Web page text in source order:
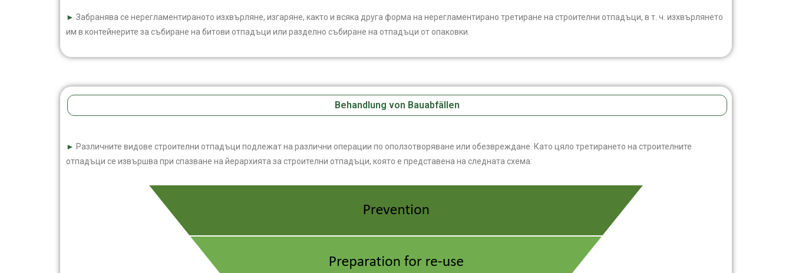
► Забранява се нерегламентираното изхвърляне, изгаряне, както и всяка друга форма на нерегламентирано третиране на строителни отпадъци, в т. ч. изхвърлянето
им в контейнерите за събиране на битови отпадъци или разделно събиране на отпадъци от опаковки.
Behandlung von Bauabfällen
► Различните видове строителни отпадъци подлежат на различни операции по оползотворяване или обезвреждане. Като цяло третирането на строителните
отпадъци се извършва при спазване на йерархията за строителни отпадъци, която е представена на следната схема: